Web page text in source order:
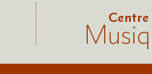
Centre